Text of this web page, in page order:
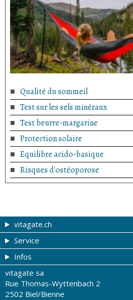
Qualité du sommeil
Test sur les sels minéraux
Test beurre-margarine
Protection solaire
Equilibre acido-basique
Risques d'ostéoporose
vitagate.ch
Forme et beauté
Thèmes de A à Z
Thérapies
La santé sur les ondes
Service
Coupons
Tribune du droguiste
Recherche de drogueries
Infos
Impressum
Conditions d'utilisation
vitagate sa
Rue Thomas-Wyttenbach 2
2502 Biel/Bienne